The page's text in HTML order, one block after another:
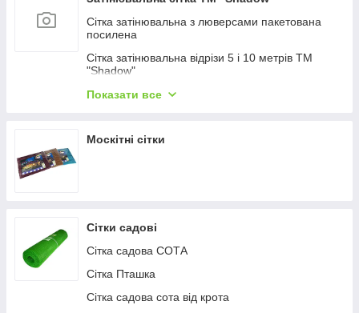
Сітка затінювальна з люверсами пакетована
посилена
Сітка затінювальна відрізи 5 і 10 метрів ТМ
"Shadow"
Сітка затінювальна 80%
Сітка затінювальна 45%
Показати все
Москітні сітки
Сітки садові
Сітка садова СОТА
Сітка Пташка
Сітка садова сота від крота